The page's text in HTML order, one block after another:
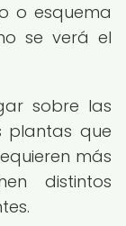
o esquema
se verá el
sobre las
plantas que
más
distintos